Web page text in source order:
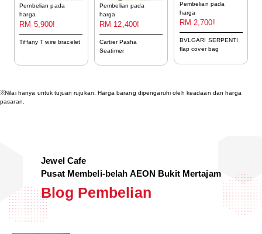
Pembelian pada
harga
RM 5,900!
Tiffany T wire bracelet
Pembelian pada
harga
RM 12,400!
Cartier Pasha
Seatimer
Pembelian pada
harga
RM 2,700!
BVLGARI SERPENTI
flap cover bag
※Nilai hanya untuk tujuan rujukan. Harga barang dipengaruhi oleh keadaan dan harga
pasaran.
Jewel Cafe
Pusat Membeli-belah AEON Bukit Mertajam
Blog Pembelian